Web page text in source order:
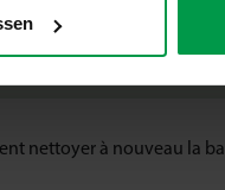
nettoyer à nouveau la